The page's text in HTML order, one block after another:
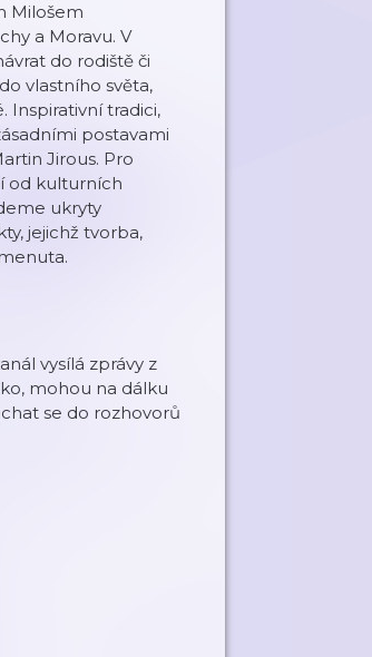
Milošem
a Moravu. V
do rodiště či
vlastního světa,
Inspirativní tradici,
postavami
Jirous. Pro
od kulturních
ukryty
jejichž tvorba,
vysílá zprávy z
mohou na dálku
se do rozhovorů